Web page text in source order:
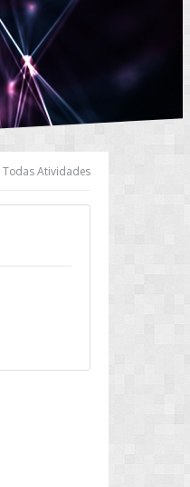
Todas Atividades